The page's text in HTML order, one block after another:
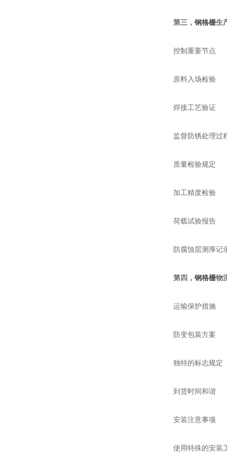
第三， 钢格栅生
控制重要节点
原料入场检验
焊接工艺验证
监督防锈处理过
质量检验规定
加工精度检验
荷载试验报告
防腐蚀层测厚记
第四， 钢格栅物
运输保护措施
防变包装方案
独特的标志规定
到货时间和谐
安装注意事项
使用特殊的安装